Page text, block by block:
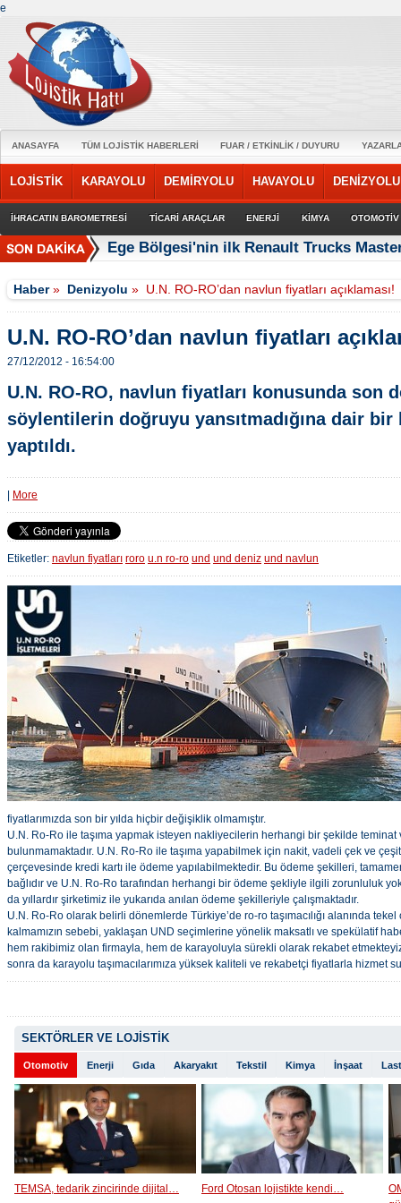
e
ANASAYFA TÜM LOJİSTİK HABERLERİ FUAR / ETKİNLİK / DUYURU
LOJİSTİK KARAYOLU DEMİRYOLU HAVAYOLU DENİZYOLU
İHRACATIN BAROMETRESİ TİCARİ ARAÇLAR ENERJİ KİMYA OTOMOTİV
Ege Bölgesi'nin ilk Renault Trucks
Haber» Denizyolu » U.N. RO-RO’dan navlun fiyatları açıklaması!
U.N. RO-RO’dan navlun fiyatları
27/12/2012 - 16:54:00
U.N. RO-RO, navlun fiyatları konusunda son
söylentilerin doğruyu yansıtmadığına dair bir
yaptıldı.
More
Etiketler: navlun fiyatları roro u.n ro-ro und und deniz und navlun
fiyatlarımızda son bir yılda hiçbir değişiklik olmamıştır.
U.N. Ro-Ro ile taşıma yapmak isteyen nakliyecilerin herhangi bir şekilde
bulunmamaktadır. U.N. Ro-Ro ile taşıma yapabilmek için nakit, vadeli çek ve
çerçevesinde kredi kartı ile ödeme yapılabilmektedir. Bu ödeme şekilleri,
bağlıdır ve U.N. Ro-Ro tarafından herhangi bir ödeme şekliyle ilgili zorunluluk
da yıllardır şirketimiz ile yukarıda anılan ödeme şekilleriyle çalışmaktadır.
U.N. Ro-Ro olarak belirli dönemlerde Türkiye’de ro-ro taşımacılığı alanında
kalmamızın sebebi, yaklaşan UND seçimlerine yönelik maksatlı ve spekülatif
hem rakibimiz olan firmayla, hem de karayoluyla sürekli olarak rekabet
sonra da karayolu taşımacılarımıza yüksek kaliteli ve rekabetçi fiyatlarla hizmet
SEKTÖRLER VE LOJİSTİK
Otomotiv Enerji Gıda Akaryakıt Tekstil Kimya İnşaat
TEMSA, tedarik zincirinde dijital… Ford Otosan lojistikte kendi…